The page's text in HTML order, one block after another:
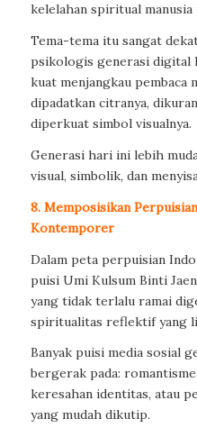
kelelahan spiritual manusia
Tema-tema itu sangat
psikologis generasi digital
kuat menjangkau pembaca
dipadatkan citranya,
diperkuat simbol visualnya.
Generasi hari ini lebih
visual, simbolik, dan
8. Memposisikan
Kontemporer
Dalam peta perpuisian
puisi Umi Kulsum Binti
yang tidak terlalu ramai
spiritualitas reflektif yang
Banyak puisi media sosial
bergerak pada:
keresahan identitas, atau
yang mudah dikutip.